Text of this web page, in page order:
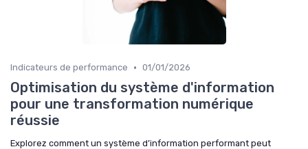
Indicateurs de performance • 01/01/2026
Optimisation du système d'information
pour une transformation numérique
réussie
Explorez comment un système d’information performant peut